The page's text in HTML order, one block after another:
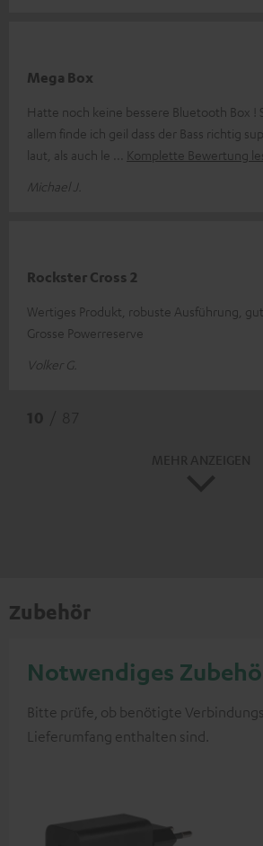
Mega Box
Hatte noch keine bessere Bluetooth Box !
allem finde ich geil dass der Bass richtig
laut, als auch le
Komplette Bewertung
Michael J.
Rockster Cross 2
Wertiges Produkt, robuste Ausführung,
Grosse Powerreserve
Volker G.
Zubehör
Notwendiges
Bitte prüfe, ob benötigte
Lieferumfang enthalten sind.